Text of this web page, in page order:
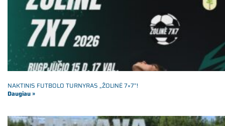
NAKTINIS FUTBOLO TURNYRAS „ŽOLINĖ 7×7”!
Daugiau »